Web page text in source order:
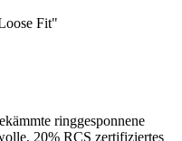
Fit"
ringgesponnene
20% RCS zertifiziertes